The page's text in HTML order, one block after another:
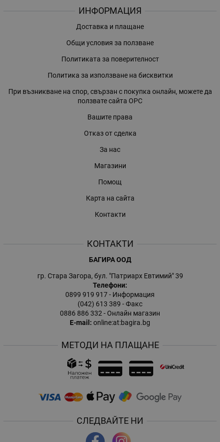
ИНФОРМАЦИЯ
Доставка и плащане
Общи условия за ползване
Политиката за поверителност
Политика за използване на бисквитки
При възникване на спор, свързан с покупка онлайн, можете да
ползвате сайта ОРС
Вашите права
Отказ от сделка
За нас
Магазини
Помощ
Карта на сайта
Контакти
КОНТАКТИ
БАГИРА ООД
гр. Стара Загора, бул. "Патриарх Евтимий" 39
Телефони:
0899 919 917- Информация
(042) 613 389 - Факс
0886 886 332 - Онлайн магазин
E-mail: online:at:bagira.bg
МЕТОДИ НА ПЛАЩАНЕ
СЛЕДВАЙТЕ НИ